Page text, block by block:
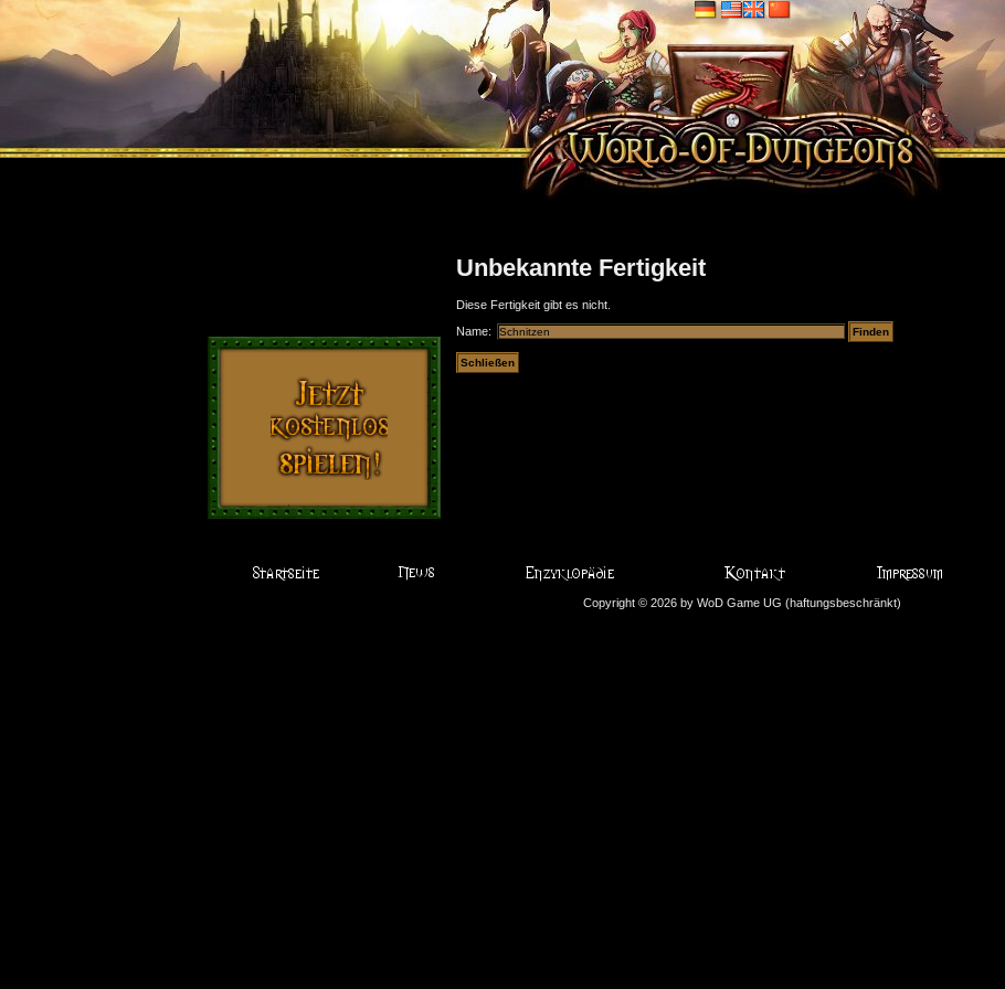
Unbekannte Fertigkeit
Diese Fertigkeit gibt es nicht.
Name:
Copyright © 2026 by WoD Game UG (haftungsbeschränkt)